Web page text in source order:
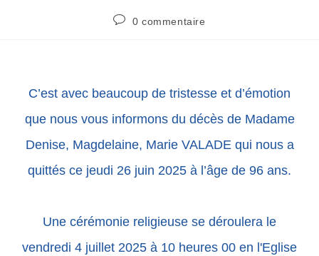
0 commentaire
C’est avec beaucoup de tristesse et d’émotion
que nous vous informons du décès de Madame
Denise, Magdelaine, Marie VALADE qui nous a
quittés ce jeudi 26 juin 2025 à l’âge de 96 ans.
Une cérémonie religieuse se déroulera le
vendredi 4 juillet 2025 à 10 heures 00 en l'Eglise